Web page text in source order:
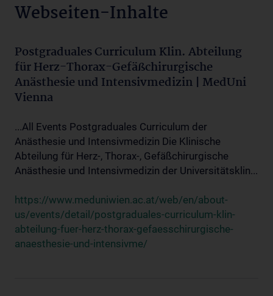
Webseiten-Inhalte
Postgraduales Curriculum Klin. Abteilung
für Herz-Thorax-Gefäßchirurgische
Anästhesie und Intensivmedizin | MedUni
Vienna
...All Events Postgraduales Curriculum der
Anästhesie und Intensivmedizin Die Klinische
Abteilung für Herz-, Thorax-, Gefäßchirurgische
Anästhesie und Intensivmedizin der Universitätsklin...
https://www.meduniwien.ac.at/web/en/about-
us/events/detail/postgraduales-curriculum-klin-
abteilung-fuer-herz-thorax-gefaesschirurgische-
anaesthesie-und-intensivme/